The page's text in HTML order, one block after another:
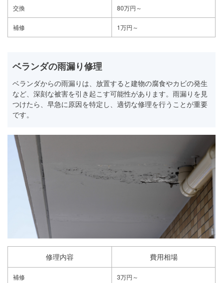
交換 80万円～
補修 1万円～
ベランダの雨漏り修理
ベランダからの雨漏りは、放置すると建物の腐食やカビの発生
など、深刻な被害を引き起こす可能性があります。雨漏りを見
つけたら、早急に原因を特定し、適切な修理を行うことが重要
です。
修理内容 費用相場
補修 3万円～